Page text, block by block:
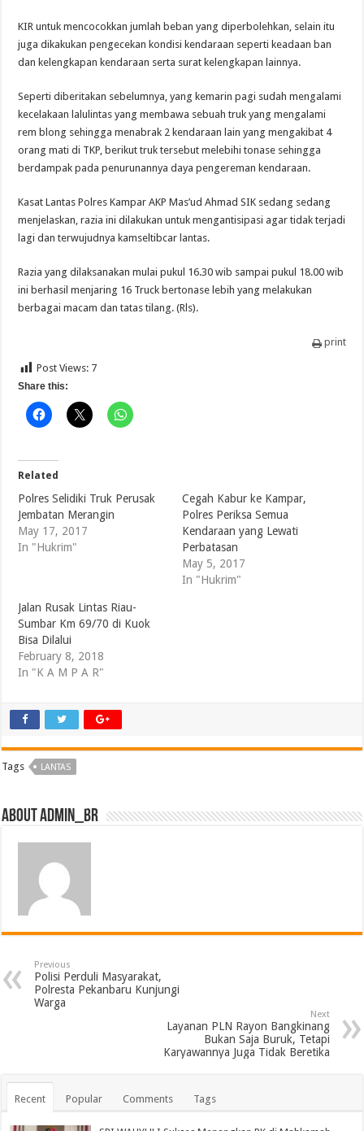
KIR untuk mencocokkan jumlah beban yang diperbolehkan, selain itu
juga dikakukan pengecekan kondisi kendaraan seperti keadaan ban
dan kelengkapan kendaraan serta surat kelengkapan lainnya.
Seperti diberitakan sebelumnya, yang kemarin pagi sudah mengalami
kecelakaan lalulintas yang membawa sebuah truk yang mengalami
rem blong sehingga menabrak 2 kendaraan lain yang mengakibat 4
orang mati di TKP, berikut truk tersebut melebihi tonase sehingga
berdampak pada penurunannya daya pengereman kendaraan.
Kasat Lantas Polres Kampar AKP Mas’ud Ahmad SIK sedang sedang
menjelaskan, razia ini dilakukan untuk mengantisipasi agar tidak terjadi
lagi dan terwujudnya kamseltibcar lantas.
Razia yang dilaksanakan mulai pukul 16.30 wib sampai pukul 18.00 wib
ini berhasil menjaring 16 Truck bertonase lebih yang melakukan
berbagai macam dan tatas tilang. (Rls).
print
Post Views: 7
Share this:
Related
Polres Selidiki Truk Perusak
Jembatan Merangin
May 17, 2017
In "Hukrim"
Cegah Kabur ke Kampar,
Polres Periksa Semua
Kendaraan yang Lewati
Perbatasan
May 5, 2017
In "Hukrim"
Jalan Rusak Lintas Riau-
Sumbar Km 69/70 di Kuok
Bisa Dilalui
February 8, 2018
In "K A M P A R"
Tags LANTAS
About admin_br
Previous
Polisi Perduli Masyarakat,
Polresta Pekanbaru Kunjungi
Warga
Next
Layanan PLN Rayon Bangkinang
Bukan Saja Buruk, Tetapi
Karyawannya Juga Tidak Beretika
Recent Popular Comments Tags